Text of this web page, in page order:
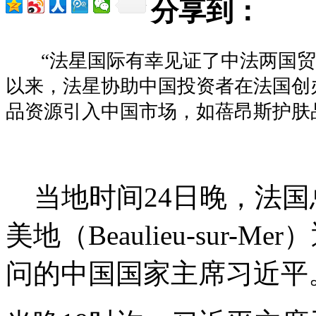
分享到：
“法星国际有幸见证了中法两国
以来，法星协助中国投资者在法国
品资源引入中国市场，如蓓昂斯护
当地时间24日晚，法
美地（Beaulieu-sur-Mer
问的中国国家主席习近平